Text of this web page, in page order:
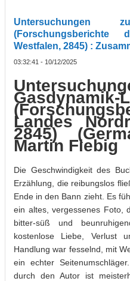
Untersuchungen
(Forschungsberichte
Westfalen, 2845) :
03:32:41 - 10/12/2025
Gasdynamik-
Landes
2845)
Martin Fiebig
Die Geschwindigkeit des
Erzählung, die reibungslos
Ende in den Bann zieht. Es
ein altes, vergessenes Foto,
bitter-süß und
kostenlose Liebe, Verlust
Handlung war fesselnd, mit
ein echter
durch den Autor ist